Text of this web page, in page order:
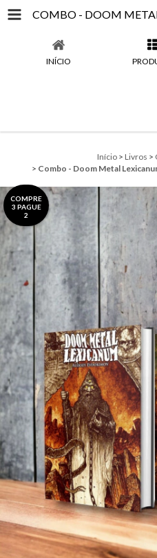
INÍCIO
Início > Livros >
> Combo - Doom Metal
COMPRE
3 PAGUE
2